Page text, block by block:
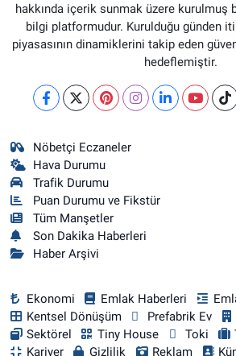
hakkında içerik sunmak üzere kurulmuş
bilgi platformudur. Kurulduğu günden
piyasasının dinamiklerini takip eden
hedeflemiştir.
Nöbetçi Eczaneler
Hava Durumu
Trafik Durumu
Puan Durumu ve Fikstür
Tüm Manşetler
Son Dakika Haberleri
Haber Arşivi
Ekonomi Emlak Haberleri
Kentsel Dönüşüm
Prefabrik Ev
Sektörel
Tiny House Toki
Kariyer
Gizlilik Reklam